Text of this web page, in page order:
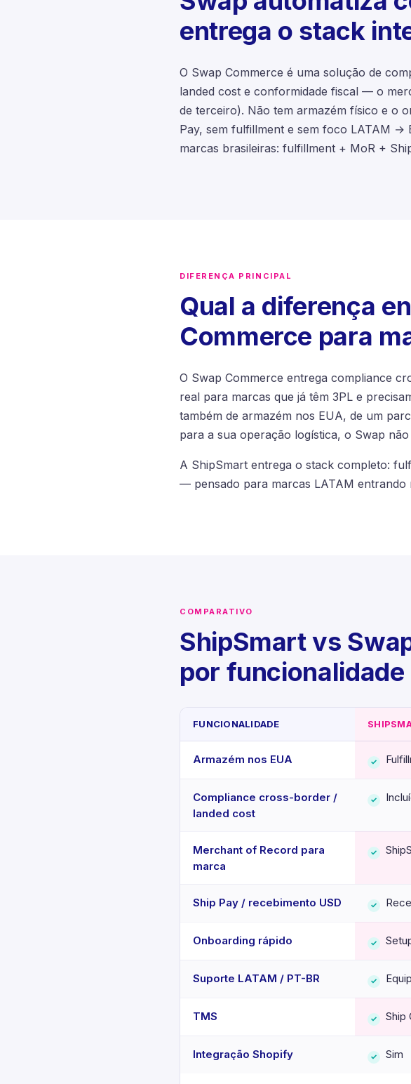
entrega o stack
O Swap Commerce é uma solução de
landed cost e conformidade fiscal — o
de terceiro). Não tem armazém físico e o
Pay, sem fulfillment e sem foco LATAM →
marcas brasileiras: fulfillment + MoR +
DIFERENÇA PRINCIPAL
Qual a diferença
Commerce para
O Swap Commerce entrega compliance
real para marcas que já têm 3PL e
também de armazém nos EUA, de um
para a sua operação logística, o Swap
A ShipSmart entrega o stack completo:
— pensado para marcas LATAM entrando
COMPARATIVO
ShipSmart vs
por funcionalidade
FUNCIONALIDADE
Armazém nos EUA ✓
Compliance cross-border /
landed cost
✓
Merchant of Record para
marca
✓
Ship Pay / recebimento USD ✓
Onboarding rápido ✓
Suporte LATAM / PT-BR ✓
TMS ✓ Ship
Integração Shopify ✓ Sim